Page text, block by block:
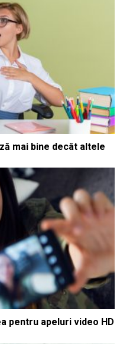
mai bine decât altele
pentru apeluri video HD